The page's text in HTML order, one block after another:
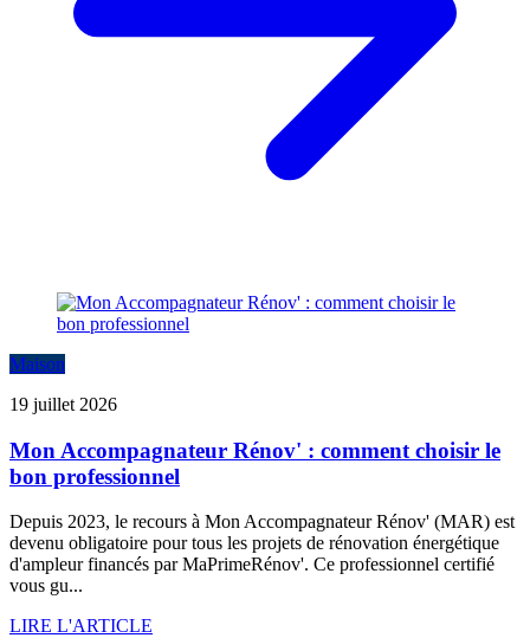
Maison
19 juillet 2026
Mon Accompagnateur Rénov' : comment choisir le
bon professionnel
Depuis 2023, le recours à Mon Accompagnateur Rénov' (MAR) est
devenu obligatoire pour tous les projets de rénovation énergétique
d'ampleur financés par MaPrimeRénov'. Ce professionnel certifié
vous gu...
LIRE L'ARTICLE